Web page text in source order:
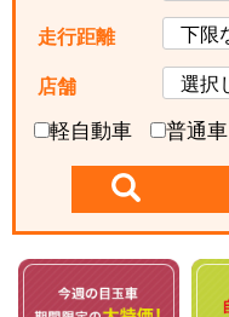
走行距離
店舗
軽自動車 普通車